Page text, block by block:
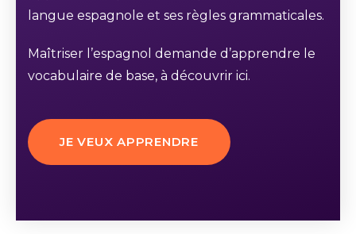
langue espagnole et ses règles grammaticales.
Maîtriser l’espagnol demande d’apprendre le
vocabulaire de base, à découvrir ici.
JE VEUX APPRENDRE